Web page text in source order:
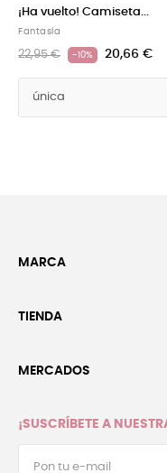
vuelto! Camiseta...
€ -10% 20,66 €
MARCA
TIENDA
MERCADOS
¡SUSCRÍBETE A